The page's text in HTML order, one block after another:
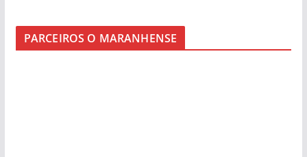
PARCEIROS O MARANHENSE